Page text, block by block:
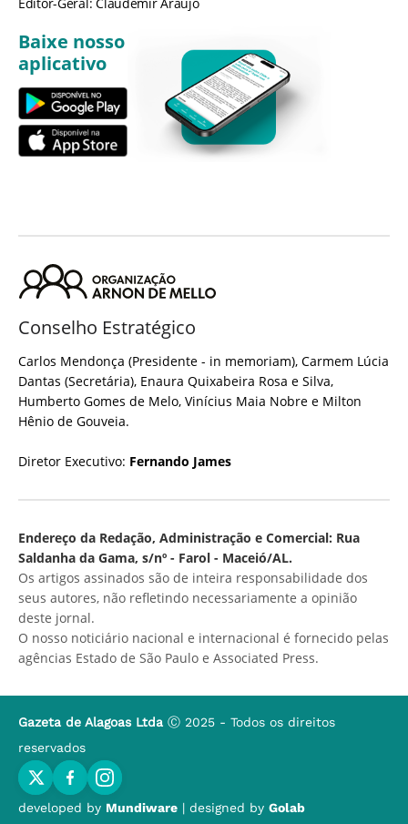
Baixe nosso
aplicativo
Conselho Estratégico
Carlos Mendonça (Presidente - in memoriam), Carmem Lúcia
Dantas (Secretária), Enaura Quixabeira Rosa e Silva,
Humberto Gomes de Melo, Vinícius Maia Nobre e Milton
Hênio de Gouveia.
Diretor Executivo: Fernando James
Endereço da Redação, Administração e Comercial: Rua
Saldanha da Gama, s/nº - Farol - Maceió/AL.
Os artigos assinados são de inteira responsabilidade dos
seus autores, não refletindo necessariamente a opinião
deste jornal.
O nosso noticiário nacional e internacional é fornecido pelas
agências Estado de São Paulo e Associated Press.
Gazeta de Alagoas Ltda Ⓒ 2025 - Todos os direitos
reservados
developed by Mundiware | designed by Golab